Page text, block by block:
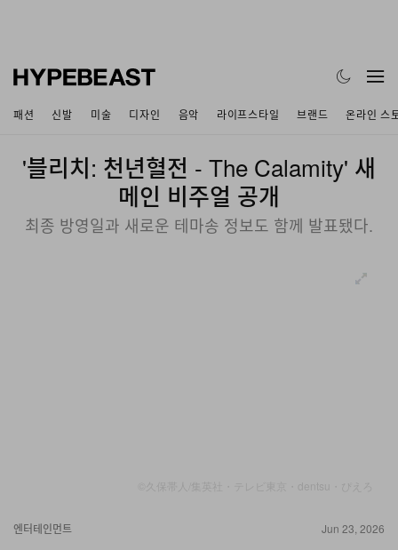
패션 신발 미술 디자인 음악 라이프스타일 브랜드 온라인 스
'블리치: 천년혈전 - The Calamity' 새
메인 비주얼 공개
최종 방영일과 새로운 테마송 정보도 함께 발표됐다.
엔터테인먼트 Jun 23, 2026